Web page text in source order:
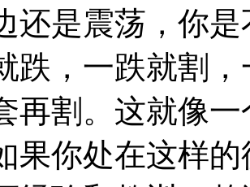
还是震荡，你
跌，一跌就割
再割。这就像
果你处在这样